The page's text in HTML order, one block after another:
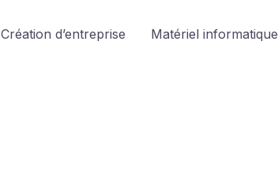
Création d’entreprise Matériel informatique